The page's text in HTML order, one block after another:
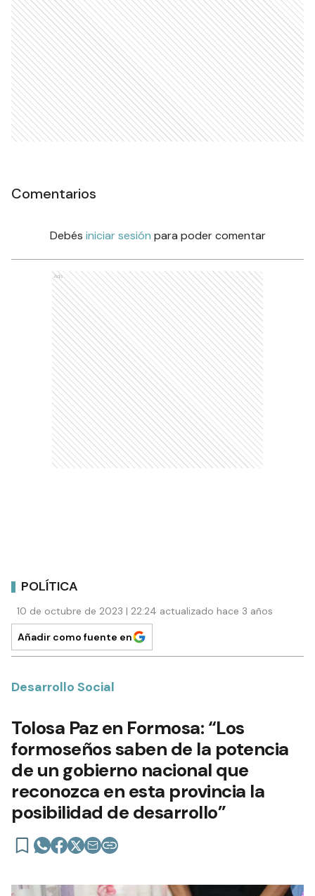
Comentarios
Debés iniciar sesión para poder comentar
Ads
POLÍTICA
10 de octubre de 2023 | 22:24 actualizado hace 3 años
Añadir como fuente en
Desarrollo Social
Tolosa Paz en Formosa: “Los
formoseños saben de la potencia
de un gobierno nacional que
reconozca en esta provincia la
posibilidad de desarrollo”